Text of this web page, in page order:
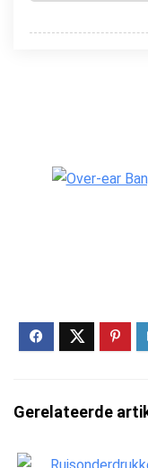
Gerelateerde